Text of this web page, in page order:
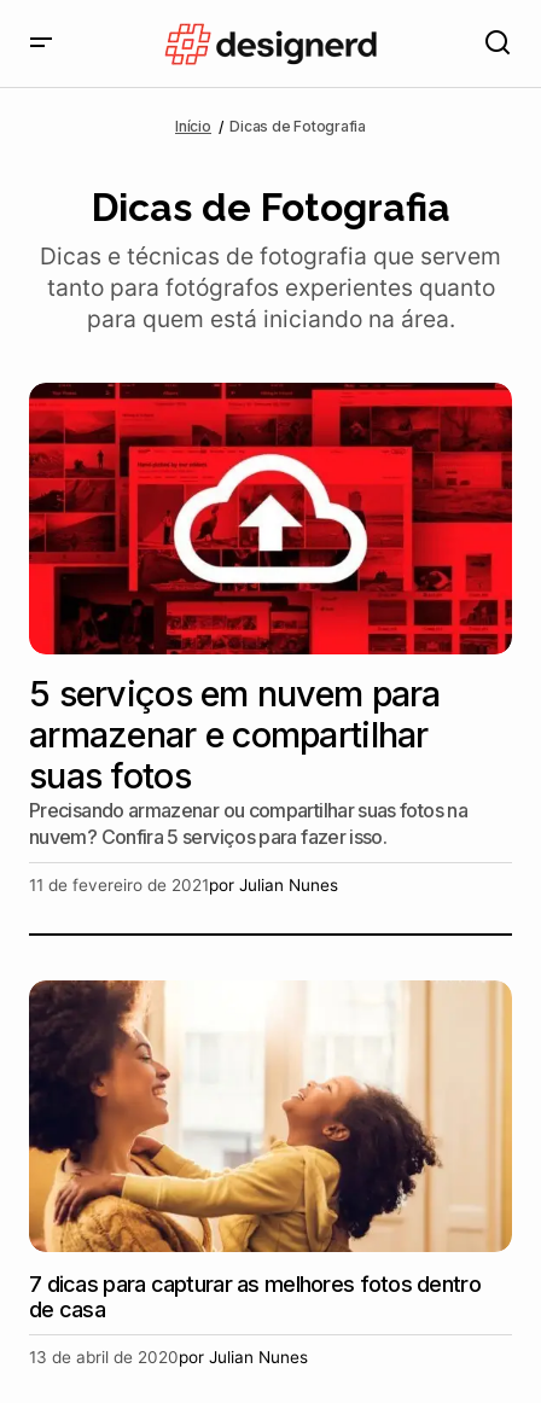
Início Dicas de Fotografia
Dicas de Fotografia
Dicas e técnicas de fotografia que servem
tanto para fotógrafos experientes quanto
para quem está iniciando na área.
5 serviços em nuvem para
armazenar e compartilhar
suas fotos
Precisando armazenar ou compartilhar suas fotos na
nuvem? Confira 5 serviços para fazer isso.
11 de fevereiro de 2021por Julian Nunes
7 dicas para capturar as melhores fotos dentro
de casa
13 de abril de 2020por Julian Nunes